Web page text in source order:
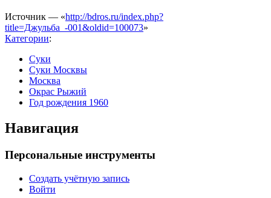
Источник — «http://bdros.ru/index.php?
title=Джульба_-001&oldid=100073»
Категории:
Суки
Суки Москвы
Москва
Окрас Рыжий
Год рождения 1960
Навигация
Персональные инструменты
Создать учётную запись
Войти